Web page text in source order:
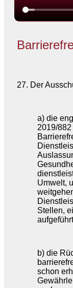
27. Der
a) die
2019/
Umwelt,
Stellen,
b) die
schon